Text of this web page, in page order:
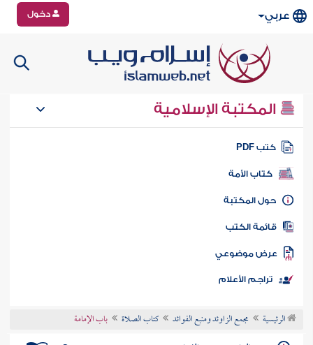
عربي دخول
المكتبة الإسلامية
كتب PDF
كتاب الأمة
المكتبة
الكتب
موضوعي
تراجم الأعلام
الرئيسية مجمع الزاوئد ومنبع الفوائد كتاب الصلاة باب الإمامة